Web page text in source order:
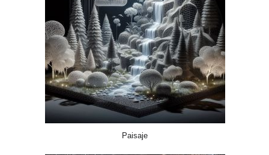
Paisaje